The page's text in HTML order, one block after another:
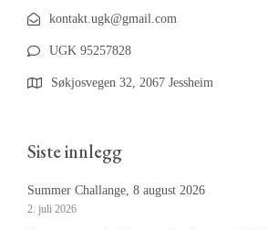
kontakt.ugk@gmail.com
UGK 95257828
Søkjosvegen 32, 2067 Jessheim
Siste innlegg
Summer Challange, 8 august 2026
2. juli 2026